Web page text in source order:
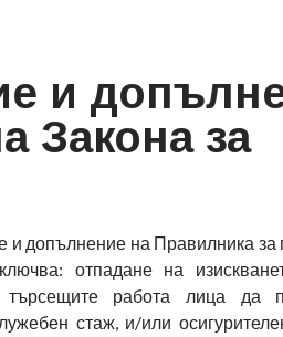
и
Закона за
допълнение на Правилника за
отпадане на
работа лица да
стаж, и/или